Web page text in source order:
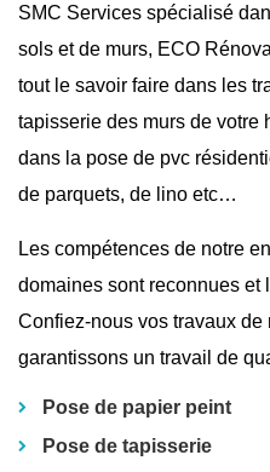
SMC Services spécialisé
sols et de murs, ECO
tout le savoir faire dans les
tapisserie des murs de votre
dans la pose de pvc
de parquets, de lino etc…
Les compétences de notre
domaines sont reconnues et
Confiez-nous vos travaux de
garantissons un travail de
Pose de papier peint
Pose de tapisserie